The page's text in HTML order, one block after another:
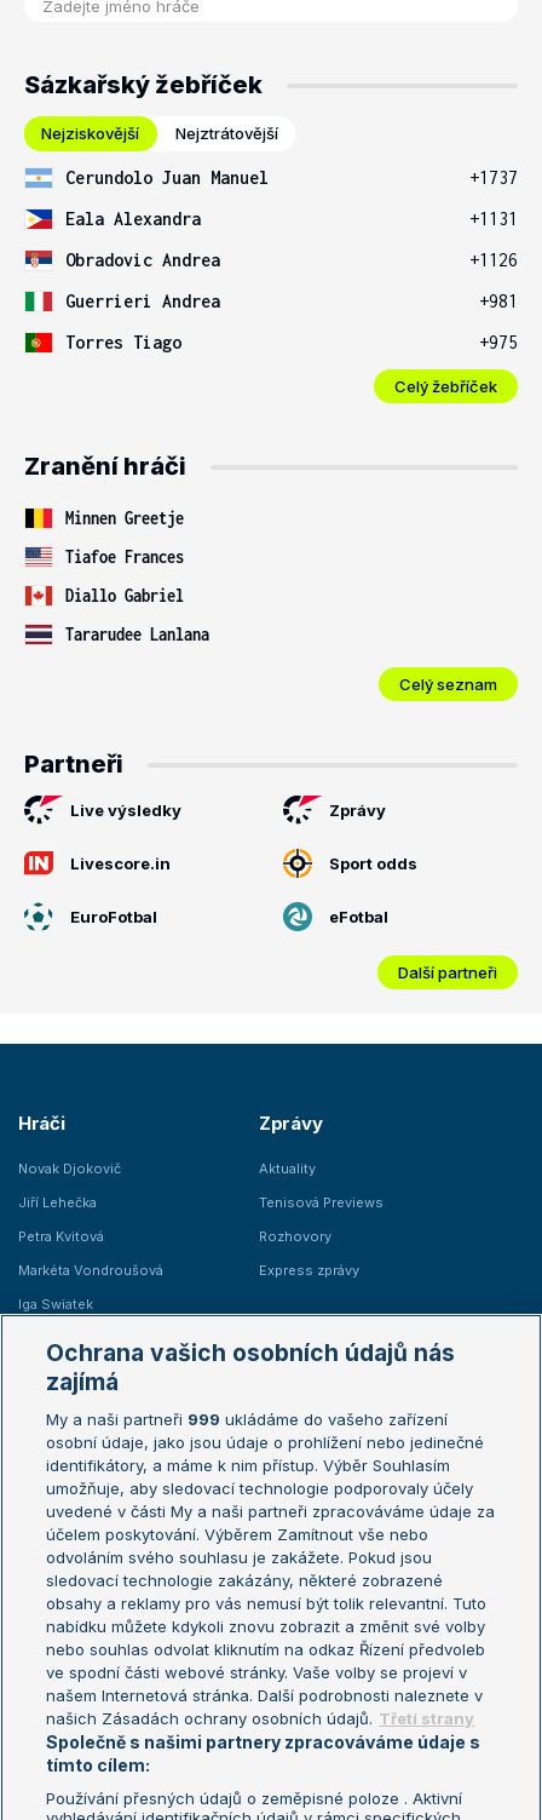
Sázkařský žebříček
Nejziskovější Nejztrátovější
Cerundolo Juan Manuel
+1737
Eala Alexandra
+1131
Obradovic Andrea
+1126
Guerrieri Andrea
+981
Torres Tiago
+975
Celý žebříček
Zranění hráči
Minnen Greetje
Tiafoe Frances
Diallo Gabriel
Tararudee Lanlana
Celý seznam
Partneři
Live výsledky Zprávy
Livescore.in Sport odds
EuroFotbal eFotbal
Další partneři
Hráči
Novak Djokovič
Jiří Lehečka
Petra Kvitová
Markéta Vondroušová
Iga Swiatek
Zprávy
Aktuality
Tenisová Previews
Rozhovory
Express zprávy
Žebříčky
Žebříček ATP (muži)
Žebříček WTA (ženy)
Sázkařský žebříček
Australian Open
French Open
Wimbledon
US Open
Turnaj mistrů
Turnaj mistryň
Aktualní trendy
Fotbalové přestupy
Livesport Daily
LS Prague Open
Ochrana vašich osobních údajů nás
zajímá
My a naši partneři 999 ukládáme do vašeho zařízení
osobní údaje, jako jsou údaje o prohlížení nebo jedinečné
identifikátory, a máme k nim přístup. Výběr Souhlasím
umožňuje, aby sledovací technologie podporovaly účely
uvedené v části My a naši partneři zpracováváme údaje za
účelem poskytování. Výběrem Zamítnout vše nebo
odvoláním svého souhlasu je zakážete. Pokud jsou
sledovací technologie zakázány, některé zobrazené
obsahy a reklamy pro vás nemusí být tolik relevantní. Tuto
nabídku můžete kdykoli znovu zobrazit a změnit své volby
nebo souhlas odvolat kliknutím na odkaz Řízení předvoleb
ve spodní části webové stránky. Vaše volby se projeví v
našem Internetová stránka. Další podrobnosti naleznete v
našich Zásadách ochrany osobních údajů. Třetí strany
Společně s našimi partnery zpracováváme údaje s
tímto cílem:
Používání přesných údajů o zeměpisné poloze . Aktivní